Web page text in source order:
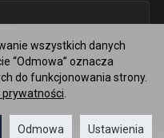
Sklep internetowy SOTESHOP AI
wszystkich danych
“Odmowa” oznacza
do funkcjonowania strony.
Ustawienia
Odmowa